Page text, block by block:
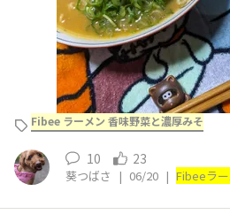
Fibee ラーメン 香味野菜と濃厚みそ
10 23
葵つばさ | 06/20 | Fibeeラ